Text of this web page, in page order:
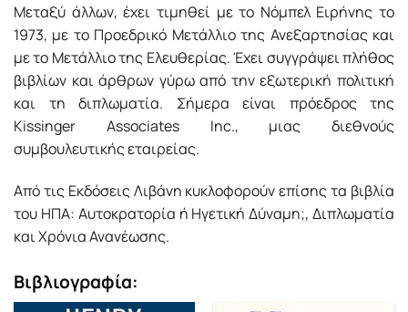
Μεταξύ άλλων, έχει τιμηθεί με το Νόμπελ Ειρήνης το
1973, με το Προεδρικό Μετάλλιο της Ανεξαρτησίας και
με το Μετάλλιο της Ελευθερίας. Έχει συγγράψει πλήθος
βιβλίων και άρθρων γύρω από την εξωτερική πολιτική
και τη διπλωματία. Σήμερα είναι πρόεδρος της
Kissinger Associates Inc., μιας διεθνούς
συμβουλευτικής εταιρείας.
Από τις Εκδόσεις Λιβάνη κυκλοφορούν επίσης τα βιβλία
του ΗΠΑ: Αυτοκρατορία ή Ηγετική Δύναμη;, Διπλωματία
και Χρόνια Ανανέωσης.
Βιβλιογραφία: